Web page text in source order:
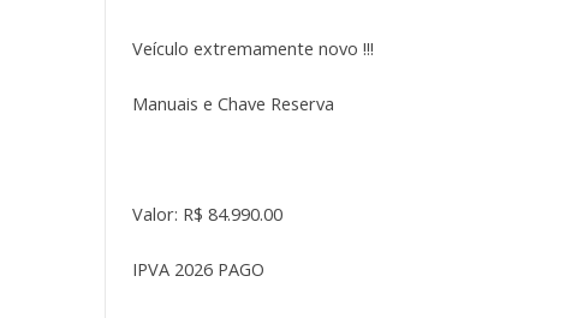
Veículo extremamente novo !!!
Manuais e Chave Reserva
Valor: R$ 84.990.00
IPVA 2026 PAGO